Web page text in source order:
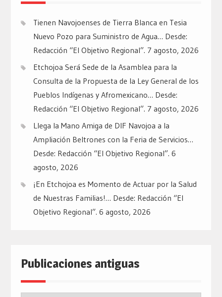
Tienen Navojoenses de Tierra Blanca en Tesia
Nuevo Pozo para Suministro de Agua… Desde:
Redacción “El Objetivo Regional”. 7 agosto, 2026
Etchojoa Será Sede de la Asamblea para la
Consulta de la Propuesta de la Ley General de los
Pueblos Indígenas y Afromexicano… Desde:
Redacción “El Objetivo Regional”. 7 agosto, 2026
Llega la Mano Amiga de DIF Navojoa a la
Ampliación Beltrones con la Feria de Servicios…
Desde: Redacción “El Objetivo Regional”. 6
agosto, 2026
¡En Etchojoa es Momento de Actuar por la Salud
de Nuestras Familias!… Desde: Redacción “El
Objetivo Regional”. 6 agosto, 2026
Publicaciones antiguas